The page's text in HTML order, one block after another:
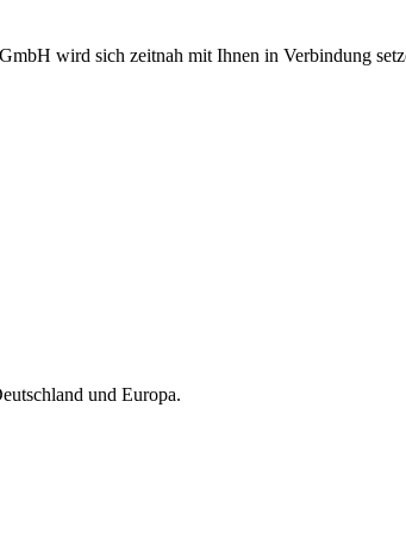
wird sich zeitnah mit Ihnen in Verbindung
und Europa.